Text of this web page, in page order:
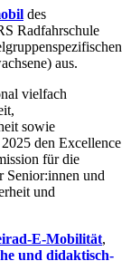
des
Radfahrschule
aus.
vielfach
sowie
den Excellence
für die
Senior:innen und
und
E-Mobilität,
und didaktisch-